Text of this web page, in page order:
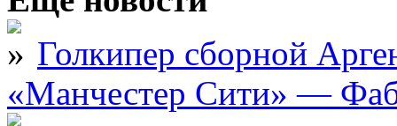
Голкипер сборной
«Манчестер Сити» —